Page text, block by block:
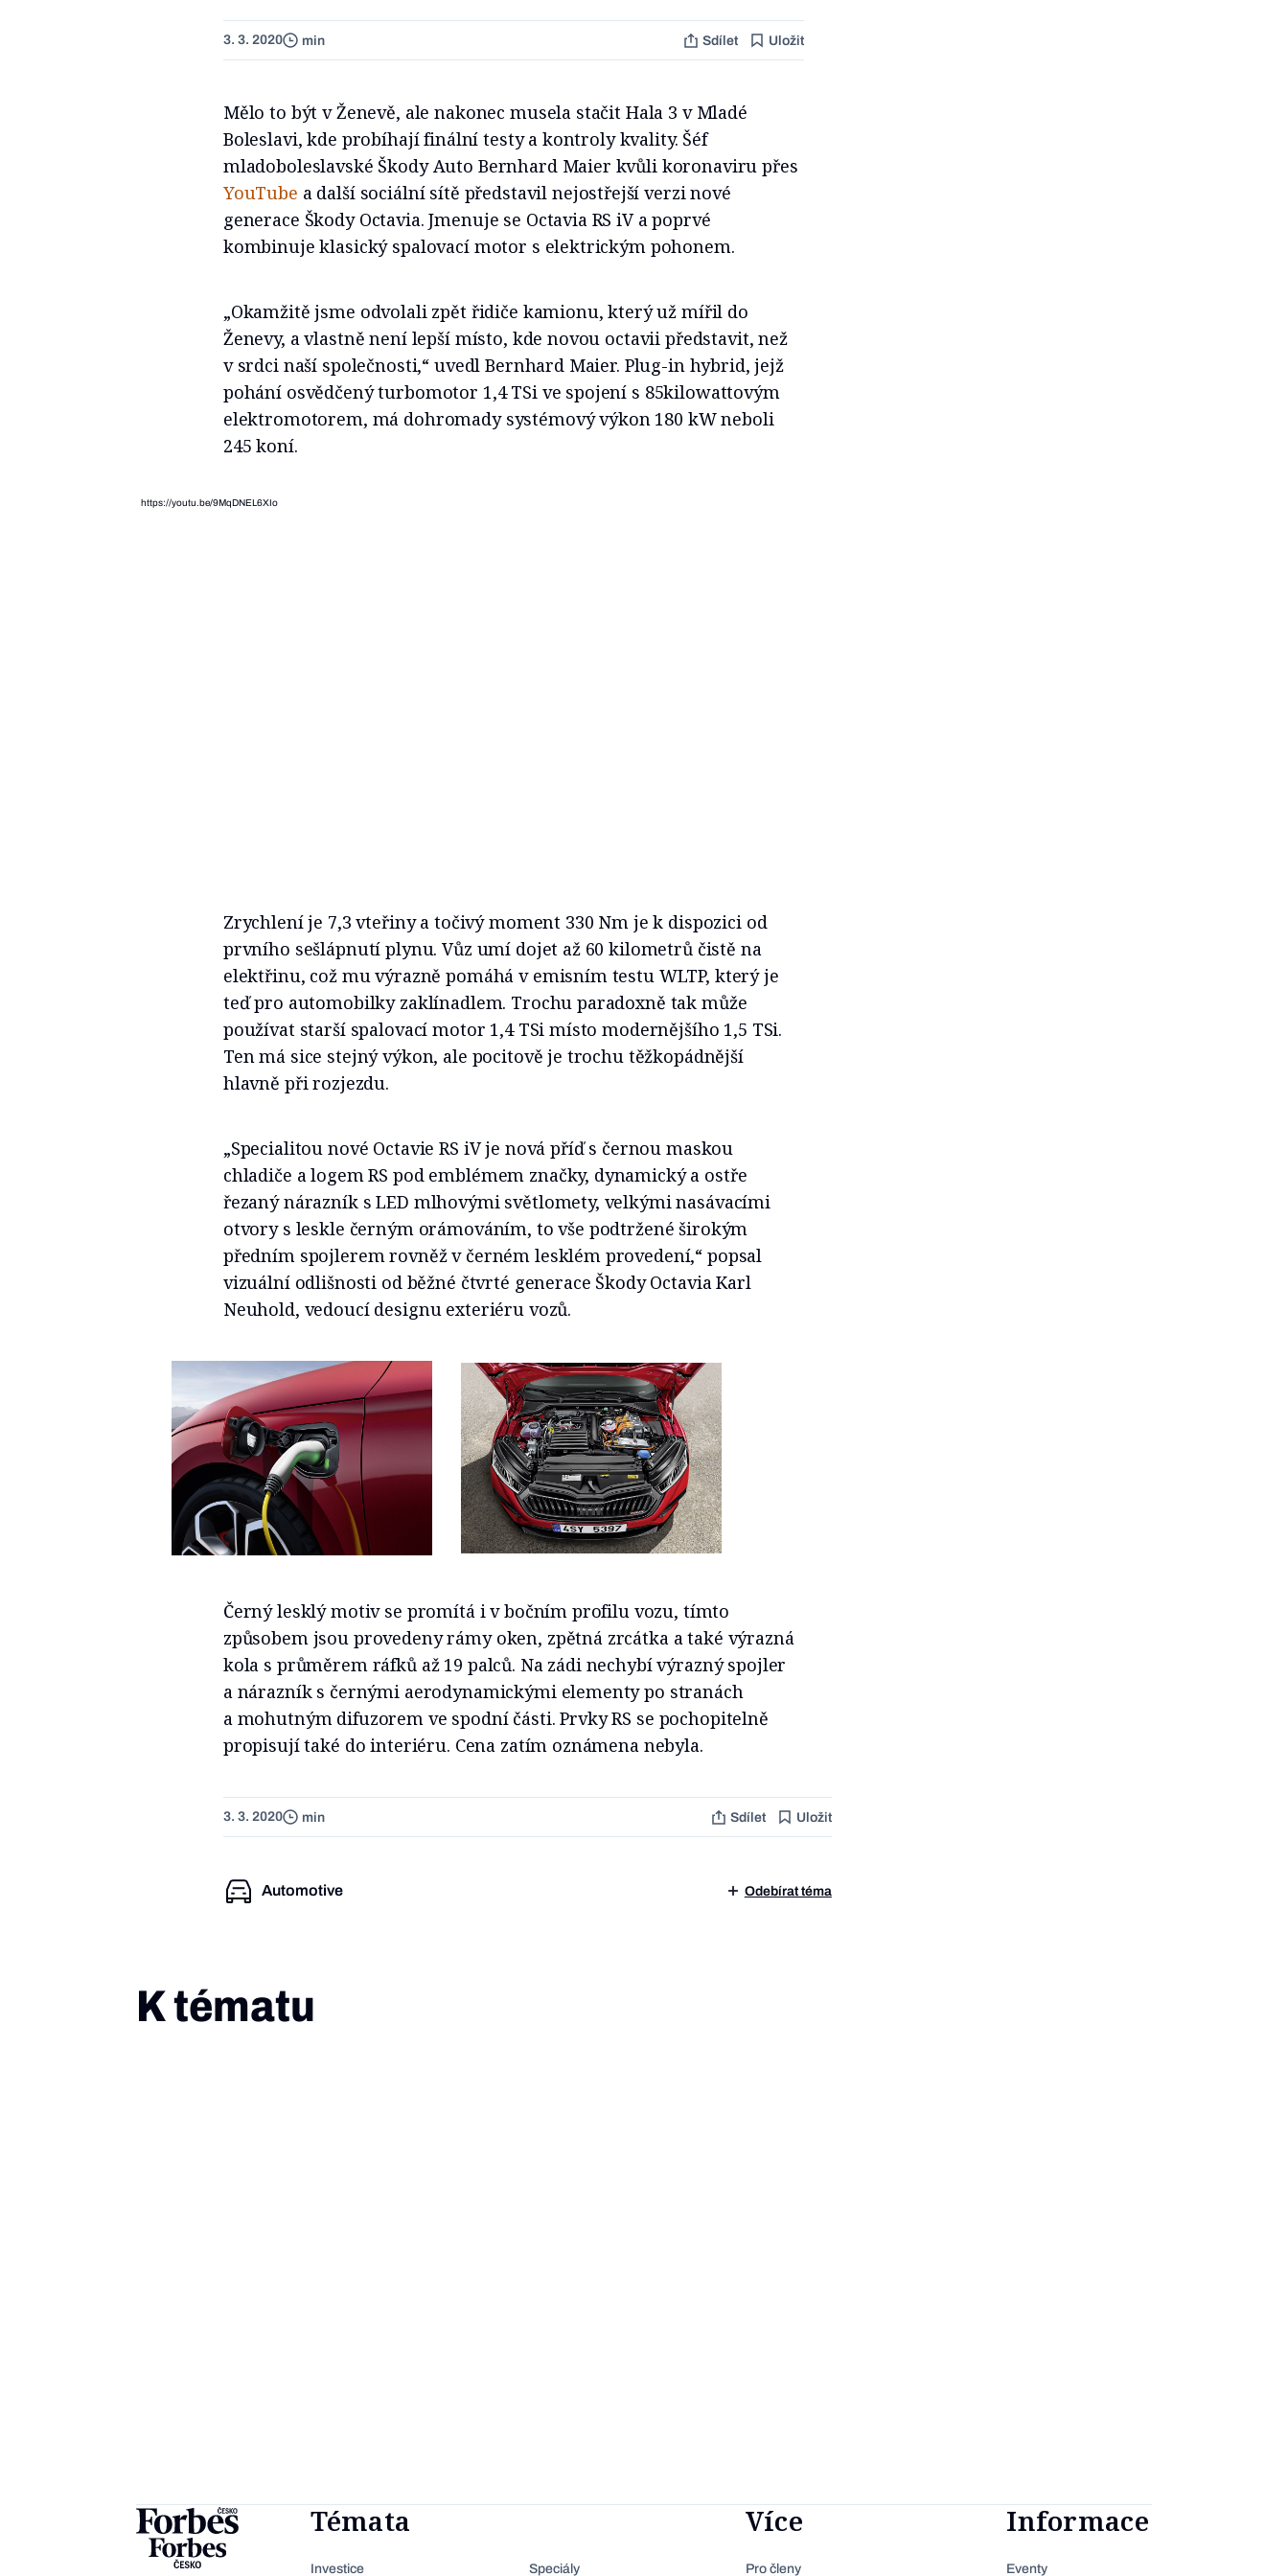
3. 3. 2020 min Sdílet Uložit
Mělo to být v Ženevě, ale nakonec musela stačit Hala 3 v Mladé
Boleslavi, kde probíhají finální testy a kontroly kvality. Šéf
mladoboleslavské Škody Auto Bernhard Maier kvůli koronaviru přes
YouTube a další sociální sítě představil nejostřejší verzi nové
generace Škody Octavia. Jmenuje se Octavia RS iV a poprvé
kombinuje klasický spalovací motor s elektrickým pohonem.
„Okamžitě jsme odvolali zpět řidiče kamionu, který už mířil do
Ženevy, a vlastně není lepší místo, kde novou octavii představit, než
v srdci naší společnosti,“ uvedl Bernhard Maier. Plug-in hybrid, jejž
pohání osvědčený turbomotor 1,4 TSi ve spojení s 85kilowattovým
elektromotorem, má dohromady systémový výkon 180 kW neboli
245 koní.
https://youtu.be/9MqDNEL6XIo
Zrychlení je 7,3 vteřiny a točivý moment 330 Nm je k dispozici od
prvního sešlápnutí plynu. Vůz umí dojet až 60 kilometrů čistě na
elektřinu, což mu výrazně pomáhá v emisním testu WLTP, který je
teď pro automobilky zaklínadlem. Trochu paradoxně tak může
používat starší spalovací motor 1,4 TSi místo modernějšího 1,5 TSi.
Ten má sice stejný výkon, ale pocitově je trochu těžkopádnější
hlavně při rozjezdu.
„Specialitou nové Octavie RS iV je nová příď s černou maskou
chladiče a logem RS pod emblémem značky, dynamický a ostře
řezaný nárazník s LED mlhovými světlomety, velkými nasávacími
otvory s leskle černým orámováním, to vše podtržené širokým
předním spojlerem rovněž v černém lesklém provedení,“ popsal
vizuální odlišnosti od běžné čtvrté generace Škody Octavia Karl
Neuhold, vedoucí designu exteriéru vozů.
Černý lesklý motiv se promítá i v bočním profilu vozu, tímto
způsobem jsou provedeny rámy oken, zpětná zrcátka a také výrazná
kola s průměrem ráfků až 19 palců. Na zádi nechybí výrazný spojler
a nárazník s černými aerodynamickými elementy po stranách
a mohutným difuzorem ve spodní části. Prvky RS se pochopitelně
propisují také do interiéru. Cena zatím oznámena nebyla.
3. 3. 2020 min Sdílet Uložit
Automotive Odebírat téma
K tématu
Témata
Investice Speciály
Více
Pro členy
Informace
Eventy